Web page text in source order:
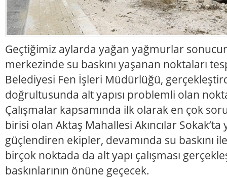
Geçtiğimiz aylarda yağan yağmurlar
merkezinde su baskını yaşanan noktaları
Belediyesi Fen İşleri Müdürlüğü,
doğrultusunda alt yapısı problemli olan
Çalışmalar kapsamında ilk olarak en çok
birisi olan Aktaş Mahallesi Akıncılar
güçlendiren ekipler, devamında su baskını
birçok noktada da alt yapı çalışması
baskınlarının önüne geçecek.